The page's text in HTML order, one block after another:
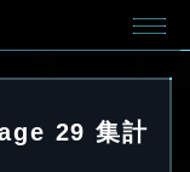
29 集計